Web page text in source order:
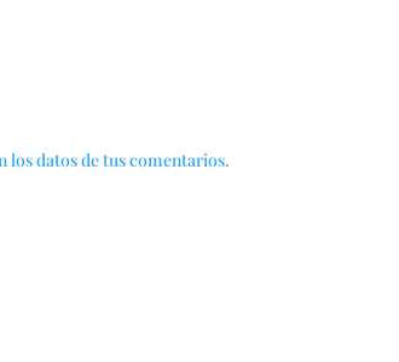
los datos de tus comentarios.